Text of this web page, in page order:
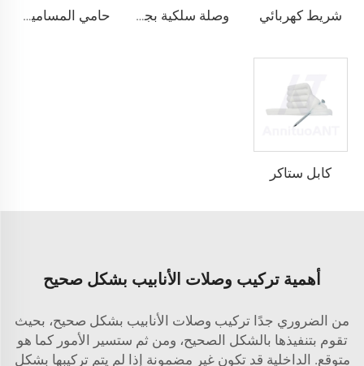
شريط كهربائي وصلة سلكية بجناحين قابلة للالتفاف حامي المسامير المسمار
كابل ستاكر
أهمية تركيب وصلات الأنابيب بشكل صحيح
من الضروري جدًا تركيب وصلات الأنابيب بشكل صحيح، بحيث
تقوم بتنفيذها بالشكل الصحيح، ومن ثم ستسير الأمور كما هو
متوقع. الداخلية قد تكون غير مضمونة إذا لم يتم تركيبها بشكل